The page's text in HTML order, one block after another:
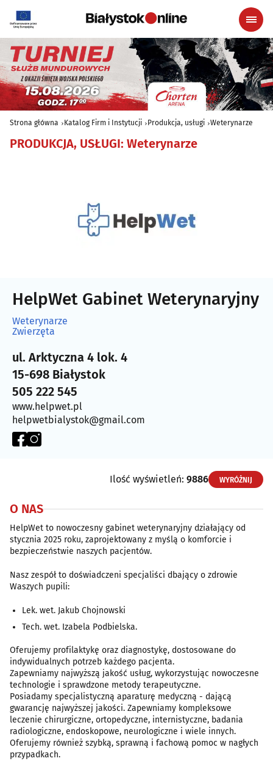
Strona główna Katalog Firm i Instytucji Produkcja, usługi Weterynarze
PRODUKCJA, USŁUGI: Weterynarze
HelpWet Gabinet Weterynaryjny
Weterynarze
Zwierzęta
ul. Arktyczna 4 lok. 4
15-698 Białystok
505 222 545
www.helpwet.pl
helpwetbialystok@gmail.com
Ilość wyświetleń: 9886 WYRÓŻNIJ
O NAS
HelpWet to nowoczesny gabinet weterynaryjny działający od
stycznia 2025 roku, zaprojektowany z myślą o komforcie i
bezpieczeństwie naszych pacjentów.
Nasz zespół to doświadczeni specjaliści dbający o zdrowie
Waszych pupili:
Lek. wet. Jakub Chojnowski
Tech. wet. Izabela Podbielska.
Oferujemy profilaktykę oraz diagnostykę, dostosowane do
indywidualnych potrzeb każdego pacjenta.
Zapewniamy najwyższą jakość usług, wykorzystując nowoczesne
technologie i sprawdzone metody terapeutyczne.
Posiadamy specjalistyczną aparaturę medyczną - dającą
gwarancję najwyższej jakości. Zapewniamy kompleksowe
leczenie chirurgiczne, ortopedyczne, internistyczne, badania
radiologiczne, endoskopowe, neurologiczne i wiele innych.
Oferujemy również szybką, sprawną i fachową pomoc w nagłych
przypadkach.